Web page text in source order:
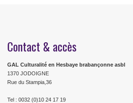
Contact & accès
GAL Culturalité en Hesbaye brabançonne asbl
1370 JODOIGNE
Rue du Stampia,36
Tel : 0032 (0)10 24 17 19